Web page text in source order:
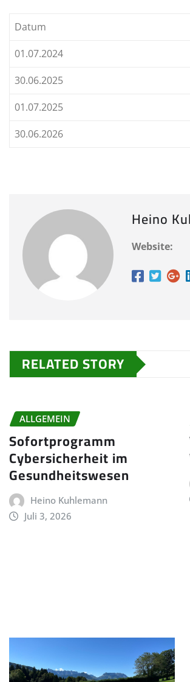
Datum
01.07.2024
30.06.2025
01.07.2025
30.06.2026
Heino
Website:
RELATED STORY
ALLGEMEIN
Sofortprogramm
Cybersicherheit im
Gesundheitswesen
Heino Kuhlemann
Juli 3, 2026